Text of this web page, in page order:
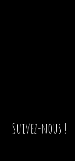
Suivez-nous !